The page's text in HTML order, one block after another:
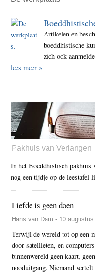
Artikelen en
boeddhistische
zich ook
lees meer »
Pakhuis van Verlangen
In het Boeddhistisch pakhuis
nog een tijdje op de leestafel
Liefde is geen doen
Hans van Dam - 10 augustus
Terwijl de wereld tot op een
door satellieten, en
binnenwereld geen kaart,
nooduitgang. Niemand